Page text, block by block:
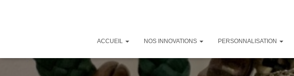
ACCUEIL NOS INNOVATIONS PERSONNALISATION